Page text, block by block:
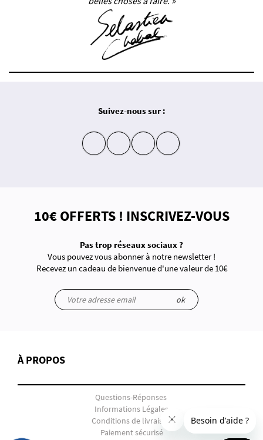
Suivez-nous sur :
insta fb yt in
10€ OFFERTS ! INSCRIVEZ-VOUS
Pas trop réseaux sociaux ?
Vous pouvez vous abonner à notre newsletter !
Recevez un cadeau de bienvenue d'une valeur de 10€
ok
À PROPOS
Questions-Réponses
Informations Légales
Conditions de livraison
Paiement sécurisé